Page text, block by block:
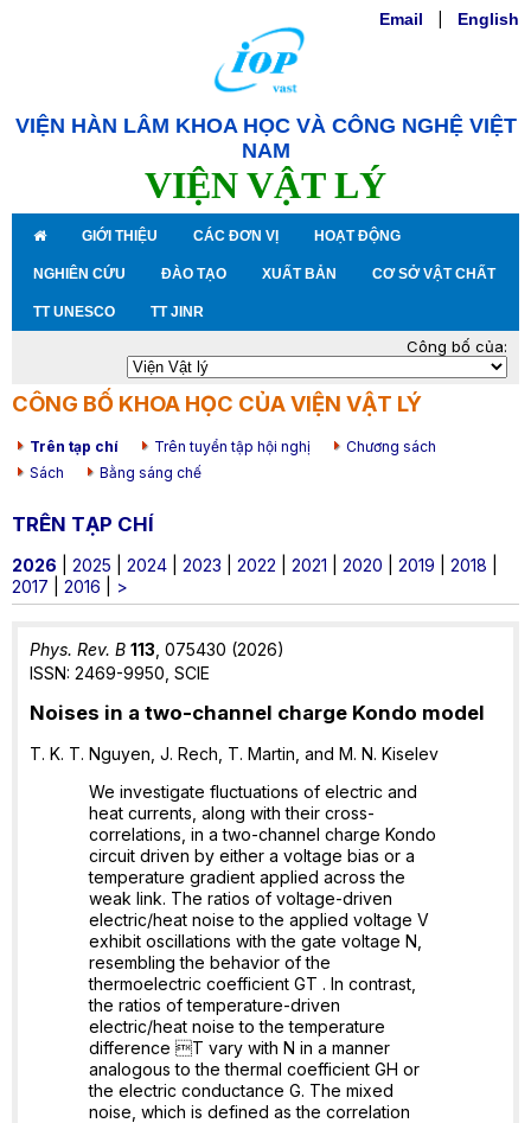
VIỆN HÀN LÂM KHOA HỌC VÀ CÔNG NGHỆ VIỆT
NAM
VIỆN VẬT LÝ
Email English
GIỚI THIỆU CÁC ĐƠN VỊ HOẠT ĐỘNG
NGHIÊN CỨU ĐÀO TẠO XUẤT BẢN CƠ SỞ VẬT CHẤT
TT UNESCO TT JINR
Công bố của:
CÔNG BỐ KHOA HỌC CỦA VIỆN VẬT LÝ
Trên tạp chí Trên tuyển tập hội nghị
Chương sách
Sách
Bằng sáng chế
TRÊN TẠP CHÍ
2026 2025 2024 2023 2022 2021 2020 2019 2018
2017
2016 >
Phys. Rev. B 113 , 075430 (2026)
ISSN: 2469-9950, SCIE
Noises in a two-channel charge Kondo model
T. K. T. Nguyen, J. Rech, T. Martin, and M. N. Kiselev
We investigate fluctuations of electric and
heat currents, along with their cross-
correlations, in a two-channel charge Kondo
circuit driven by either a voltage bias or a
temperature gradient applied across the
weak link. The ratios of voltage-driven
electric/heat noise to the applied voltage V
exhibit oscillations with the gate voltage N,
resembling the behavior of the
thermoelectric coefficient GT . In contrast,
the ratios of temperature-driven
electric/heat noise to the temperature
difference T vary with N in a manner
analogous to the thermal coefficient GH or
the electric conductance G. The mixed
noise, which is defined as the correlation